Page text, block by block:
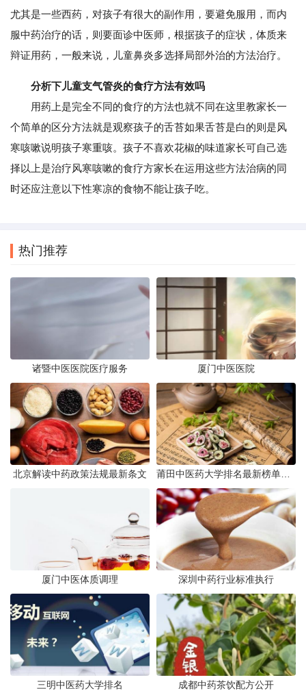
尤其是一些西药，对孩子有很大的副作用，要避免服用，而内
服中药治疗的话，则要面诊中医师，根据孩子的症状，体质来
辩证用药，一般来说，儿童鼻炎多选择局部外治的方法治疗。
分析下儿童支气管炎的食疗方法有效吗
用药上是完全不同的食疗的方法也就不同在这里教家长一
个简单的区分方法就是观察孩子的舌苔如果舌苔是白的则是风
寒咳嗽说明孩子寒重咳。孩子不喜欢花椒的味道家长可自己选
择以上是治疗风寒咳嗽的食疗方家长在运用这些方法治病的同
时还应注意以下性寒凉的食物不能让孩子吃。
热门推荐
诸暨中医医院医疗服务 厦门中医医院
北京解读中药政策法规最新条文
厦门中医体质调理 深圳中药行业标准执行
三明中医药大学排名 成都中药茶饮配方公开